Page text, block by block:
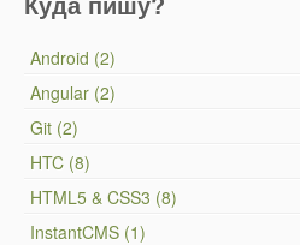
Android (2)
Angular (2)
Git (2)
HTC (8)
HTML5 & CSS3 (8)
InstantCMS (1)